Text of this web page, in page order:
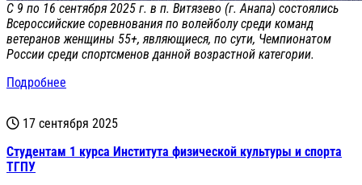
С 9 по 16 сентября 2025 г. в п. Витязево (г. Анапа) состоялись
Всероссийские соревнования по волейболу среди команд
ветеранов женщины 55+, являющиеся, по сути, Чемпионатом
России среди спортсменов данной возрастной категории.
Подробнее
17 сентября 2025
Cтудентам 1 курса Института физической культуры и спорта
ТГПУ